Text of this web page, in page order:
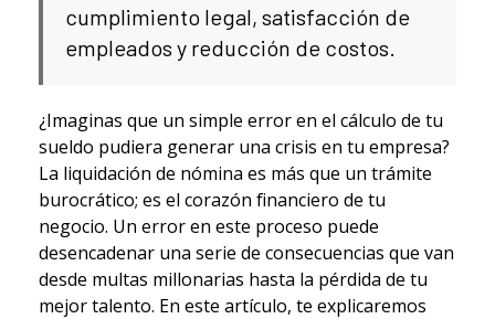
cumplimiento legal, satisfacción de
empleados y reducción de costos.
¿Imaginas que un simple error en el cálculo de tu
sueldo pudiera generar una crisis en tu empresa?
La liquidación de nómina es más que un trámite
burocrático; es el corazón financiero de tu
negocio. Un error en este proceso puede
desencadenar una serie de consecuencias que van
desde multas millonarias hasta la pérdida de tu
mejor talento. En este artículo, te explicaremos